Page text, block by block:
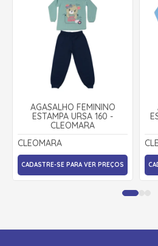
AGASALHO FEMININO
ESTAMPA URSA 160 -
CLEOMARA
CLEOMARA
CADASTRE-SE PARA VER PREÇOS